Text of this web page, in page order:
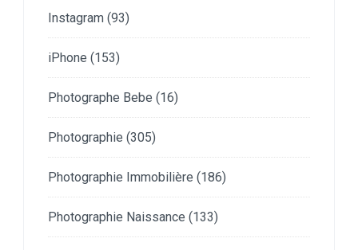
Instagram (93)
iPhone (153)
Photographe Bebe (16)
Photographie (305)
Photographie Immobilière (186)
Photographie Naissance (133)